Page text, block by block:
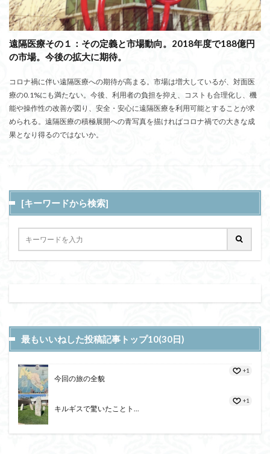
遠隔医療その１：その定義と市場動向。2018年度で188億円
の市場。今後の拡大に期待。
コロナ禍に伴い遠隔医療への期待が高まる。市場は増大しているが、対面医
療の0.1%にも満たない。今後、利用者の負担を抑え、コストも合理化し、機
能や操作性の改善が図り、安全・安心に遠隔医療を利用可能とすることが求
められる。遠隔医療の積極展開への青写真を描ければコロナ禍での大きな成
果となり得るのではないか。
[キーワードから検索]
最もいいねした投稿記事トップ10(30日)
今回の旅の全貌
+1
キルギスで驚いたことト...
+1